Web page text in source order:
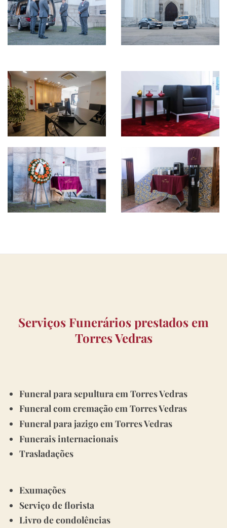
Serviços Funerários prestados em
Torres Vedras
Funeral para sepultura em Torres Vedras
Funeral com cremação em Torres Vedras
Funeral para jazigo em Torres Vedras
Funerais internacionais
Trasladações
Exumações
Serviço de florista
Livro de condolências